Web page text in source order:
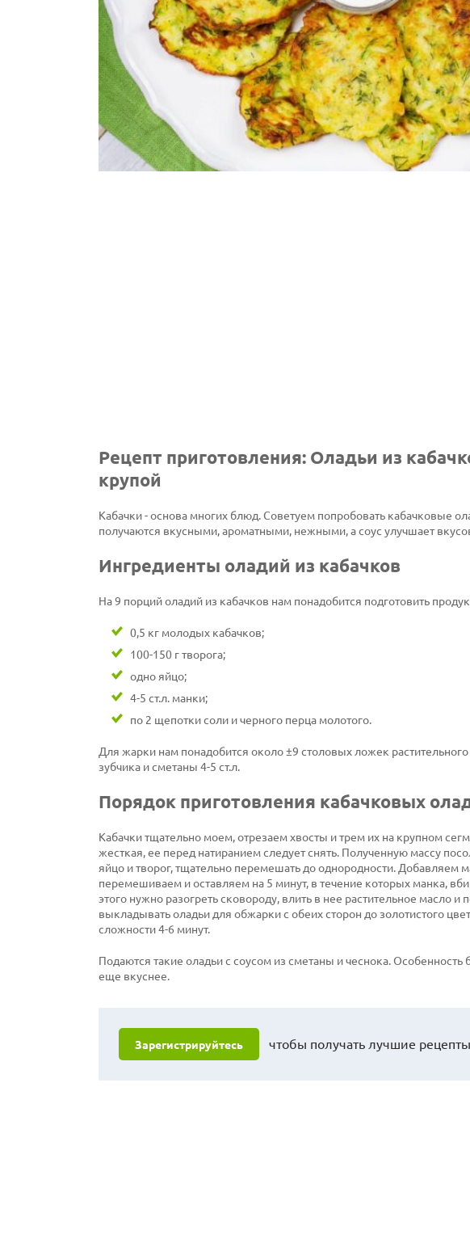
Рецепт приготовления: Оладьи из
крупой
Кабачки - основа многих блюд. Советуем попробовать кабачковые
получаются вкусными, ароматными, нежными, а соус улучшает
Ингредиенты оладий из кабачков
На 9 порций оладий из кабачков нам понадобится подготовить
0,5 кг молодых кабачков;
100-150 г творога;
одно яйцо;
4-5 ст.л. манки;
по 2 щепотки соли и черного перца молотого.
Для жарки нам понадобится около ±9 столовых ложек растительного
зубчика и сметаны 4-5 ст.л.
Порядок приготовления кабачковых
Кабачки тщательно моем, отрезаем хвосты и трем их на крупном
жесткая, ее перед натиранием следует снять. Полученную массу
яйцо и творог, тщательно перемешать до однородности. Добавляем
перемешиваем и оставляем на 5 минут, в течение которых манка,
этого нужно разогреть сковороду, влить в нее растительное масло
выкладывать оладьи для обжарки с обеих сторон до золотистого
сложности 4-6 минут.
Подаются такие оладьи с соусом из сметаны и чеснока. Особенность
еще вкуснее.
Зарегистрируйтесь чтобы получать лучшие